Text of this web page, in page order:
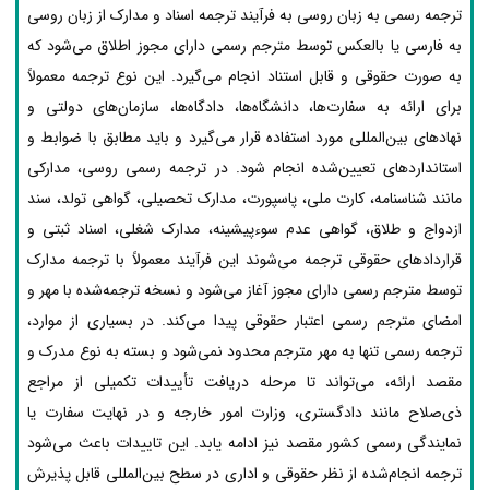
ترجمه رسمی به زبان روسی به فرآیند ترجمه اسناد و مدارک از زبان روسی
به فارسی یا بالعکس توسط مترجم رسمی دارای مجوز اطلاق می‌شود که
به صورت حقوقی و قابل استناد انجام می‌گیرد. این نوع ترجمه معمولاً
برای ارائه به سفارت‌ها، دانشگاه‌ها، دادگاه‌ها، سازمان‌های دولتی و
نهادهای بین‌المللی مورد استفاده قرار می‌گیرد و باید مطابق با ضوابط و
استانداردهای تعیین‌شده انجام شود. در ترجمه رسمی روسی، مدارکی
مانند شناسنامه، کارت ملی، پاسپورت، مدارک تحصیلی، گواهی تولد، سند
ازدواج و طلاق، گواهی عدم سوءپیشینه، مدارک شغلی، اسناد ثبتی و
قراردادهای حقوقی ترجمه می‌شوند این فرآیند معمولاً با ترجمه مدارک
توسط مترجم رسمی دارای مجوز آغاز می‌شود و نسخه ترجمه‌شده با مهر و
امضای مترجم رسمی اعتبار حقوقی پیدا می‌کند. در بسیاری از موارد،
ترجمه رسمی تنها به مهر مترجم محدود نمی‌شود و بسته به نوع مدرک و
مقصد ارائه، می‌تواند تا مرحله دریافت تأییدات تکمیلی از مراجع
ذی‌صلاح مانند دادگستری، وزارت امور خارجه و در نهایت سفارت یا
نمایندگی رسمی کشور مقصد نیز ادامه یابد. این تاییدات باعث می‌شود
ترجمه انجام‌شده از نظر حقوقی و اداری در سطح بین‌المللی قابل پذیرش